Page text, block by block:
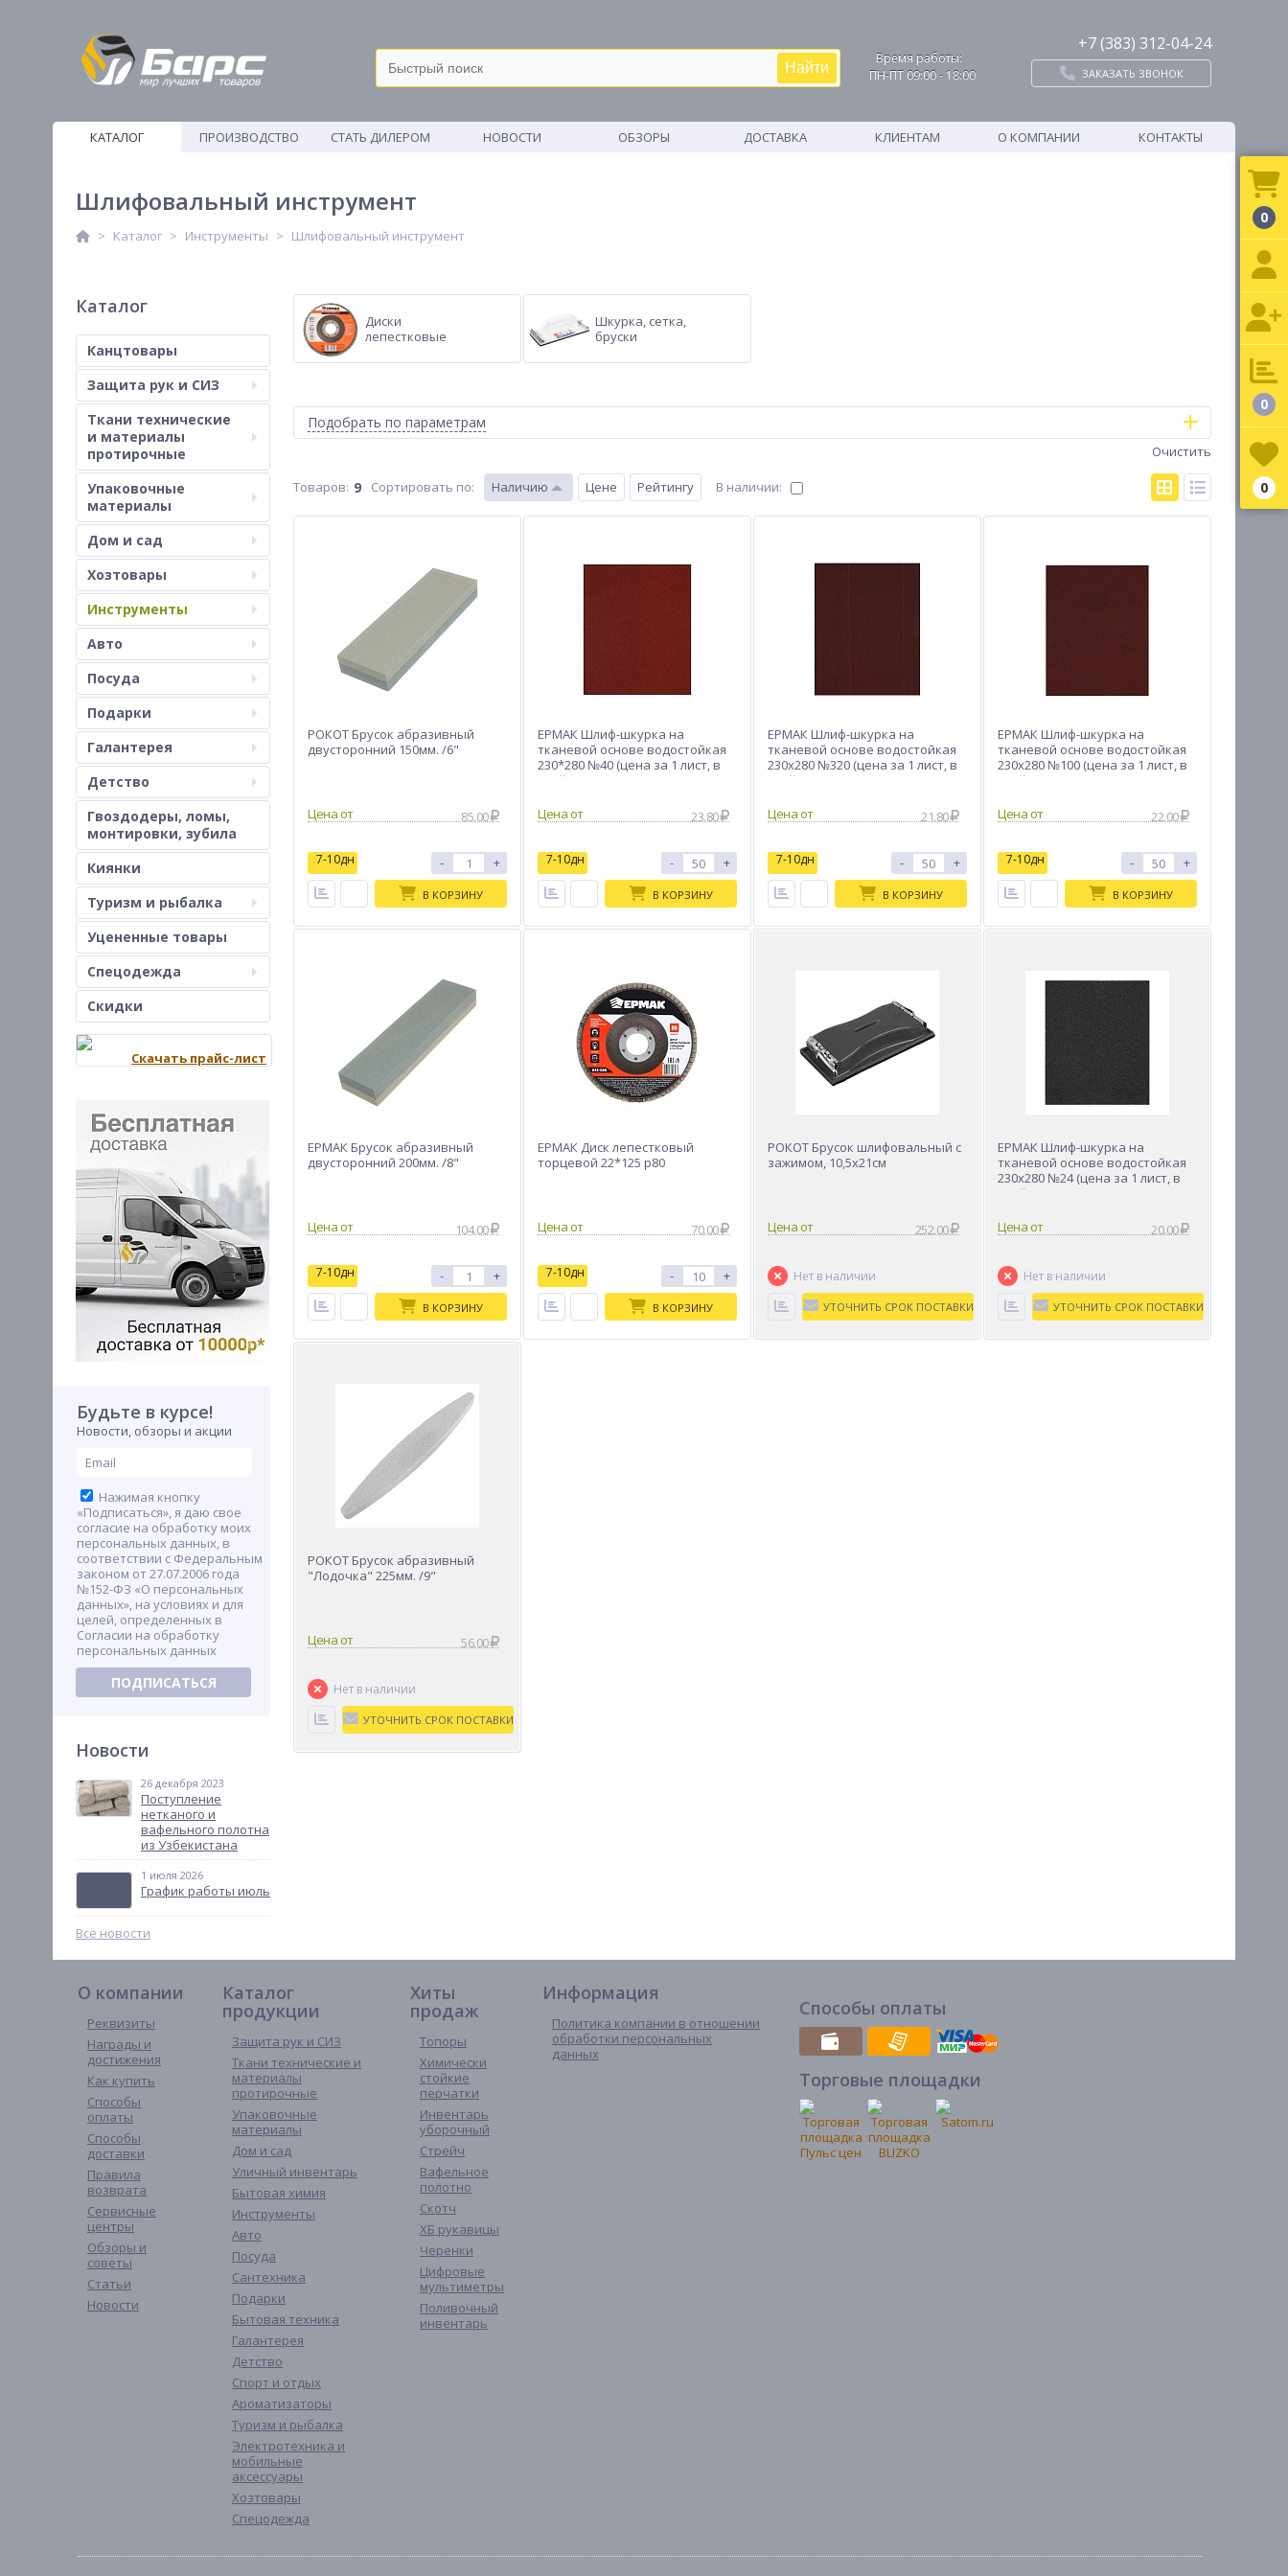
Найти
Время работы:
ПН-ПТ 09:00 - 18:00
+7 (383) 312-04-24
ЗАКАЗАТЬ ЗВОНОК
КАТАЛОГ
ПРОИЗВОДСТВО
СТАТЬ ДИЛЕРОМ НОВОСТИ ОБЗОРЫ ДОСТАВКА КЛИЕНТАМ О КОМПАНИИ КОНТАКТЫ
Шлифовальный инструмент
Каталог Инструменты Шлифовальный инструмент
Каталог
Канцтовары
Защита рук и СИЗ
Ткани технические
и материалы
протирочные
Упаковочные
материалы
Дом и сад
Хозтовары
Инструменты
Авто
Посуда
Подарки
Галантерея
Детство
Гвоздодеры, ломы,
монтировки, зубила
Киянки
Туризм и рыбалка
Уцененные товары
Спецодежда
Скидки
Скачать прайс-лист
Будьте в курсе!
Новости, обзоры и акции
Нажимая кнопку
«Подписаться», я даю свое
согласие на обработку моих
персональных данных, в
соответствии с Федеральным
законом от 27.07.2006 года
№152-ФЗ «О персональных
данных», на условиях и для
целей, определенных в
Согласии на обработку
персональных данных
ПОДПИСАТЬСЯ
Новости
26 декабря 2023
Поступление
нетканого и
вафельного полотна
из Узбекистана
1 июля 2026
График работы июль
Все новости
Диски
лепестковые
Шкурка, cетка,
бруски
Подобрать по параметрам
Очистить
9 Сортировать по: Наличию Цене Рейтингу В наличии:
РОКОТ Брусок абразивный
двусторонний 150мм. /6"
Цена от 85.00
7-10дн - +
В КОРЗИНУ
ЕРМАК Шлиф-шкурка на
тканевой основе водостойкая
230*280 №40 (цена за 1 лист, в
спайке 50 листов)
Цена от
23.80
7-10дн - +
В КОРЗИНУ
ЕРМАК Шлиф-шкурка на
тканевой основе водостойкая
230x280 №320 (цена за 1 лист, в
спайке 50 листов)
Цена от
21.80
7-10дн - +
В КОРЗИНУ
ЕРМАК Шлиф-шкурка на
тканевой основе водостойкая
230x280 №100 (цена за 1 лист, в
спайке 50 листов)
Цена от
22.00
7-10дн - +
В КОРЗИНУ
ЕРМАК Брусок абразивный
двусторонний 200мм. /8"
Цена от 104.00
7-10дн - +
В КОРЗИНУ
ЕРМАК Диск лепестковый
торцевой 22*125 р80
Цена от 70.00
7-10дн - +
В КОРЗИНУ
РОКОТ Брусок шлифовальный с
зажимом, 10,5x21см
Цена от 252.00
ЕРМАК Шлиф-шкурка на
тканевой основе водостойкая
230x280 №24 (цена за 1 лист, в
спайке 50 листов)
Цена от
20.00
РОКОТ Брусок абразивный
"Лодочка" 225мм. /9"
Цена от 56.00
О компании
Реквизиты
Награды и
достижения
Как купить
Способы
оплаты
Способы
доставки
Правила
возврата
Сервисные
центры
Обзоры и
советы
Статьи
Новости
Каталог
продукции
Защита рук и СИЗ
Ткани технические и
материалы
протирочные
Упаковочные
материалы
Дом и сад
Уличный инвентарь
Бытовая химия
Инструменты
Авто
Посуда
Сантехника
Подарки
Бытовая техника
Галантерея
Детство
Спорт и отдых
Ароматизаторы
Туризм и рыбалка
Электротехника и
мобильные
аксессуары
Хозтовары
Спецодежда
Хиты
продаж
Топоры
Химически
стойкие
перчатки
Инвентарь
уборочный
Стрейч
Вафельное
полотно
Скотч
ХБ рукавицы
Черенки
Цифровые
мультиметры
Поливочный
инвентарь
Информация
Политика компании в отношении
обработки персональных
данных
Способы оплаты
Торговые площадки
0
0
0